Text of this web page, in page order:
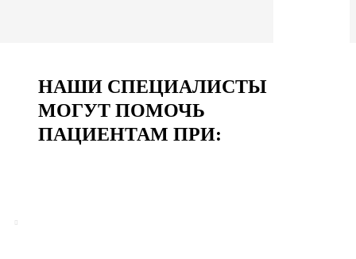
НАШИ СПЕЦИАЛИСТЫ
МОГУТ ПОМОЧЬ
ПАЦИЕНТАМ ПРИ: